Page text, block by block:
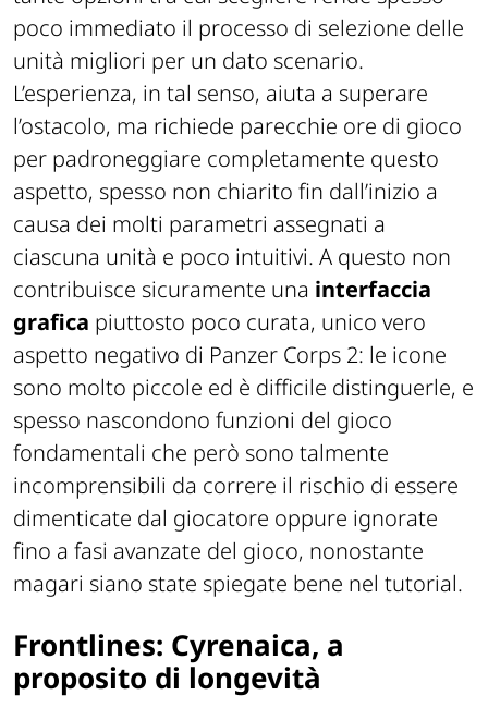
poco immediato il processo di selezione delle
unità migliori per un dato scenario.
L’esperienza, in tal senso, aiuta a superare
l’ostacolo, ma richiede parecchie ore di gioco
per padroneggiare completamente questo
aspetto, spesso non chiarito fin dall’inizio a
causa dei molti parametri assegnati a
ciascuna unità e poco intuitivi. A questo non
contribuisce sicuramente una interfaccia
grafica piuttosto poco curata, unico vero
aspetto negativo di Panzer Corps 2: le icone
sono molto piccole ed è difficile distinguerle, e
spesso nascondono funzioni del gioco
fondamentali che però sono talmente
incomprensibili da correre il rischio di essere
dimenticate dal giocatore oppure ignorate
fino a fasi avanzate del gioco, nonostante
magari siano state spiegate bene nel tutorial.
Frontlines: Cyrenaica, a
proposito di longevità